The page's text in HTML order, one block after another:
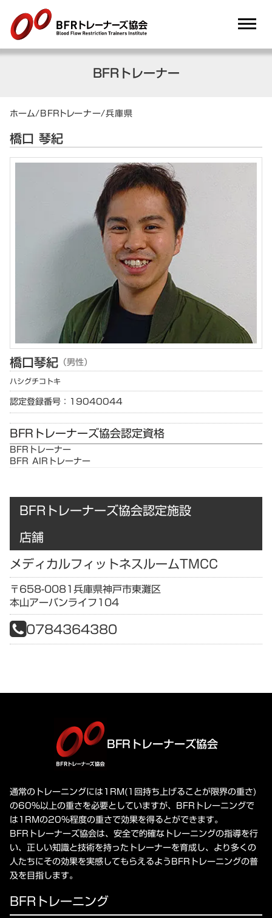
dehaze
BFRトレーナー
ホーム/BFRトレーナー/兵庫県
橋口 琴紀
橋口琴紀 （男性）
ハシグチコトキ
認定登録番号：19040044
BFRトレーナーズ協会認定資格
BFRトレーナー
BFR AIRトレーナー
BFRトレーナーズ協会認定施設
店舗
メディカルフィットネスルームTMCC
〒658-0081兵庫県神戸市東灘区
本山アーバンライフ104
0784364380
BFRトレーナーズ協会
通常のトレーニングには1RM(1回持ち上げることが限界の重さ)
の60%以上の重さを必要としていますが、BFRトレーニングで
は1RMの20%程度の重さで効果を得るとができます。
BFRトレーナーズ協会は、安全で的確なトレーニングの指導を行
い、正しい知識と技術を持ったトレーナーを育成し、より多くの
人たちにその効果を実感してもらえるようBFRトレーニングの普
及を目指します。
BFRトレーニング